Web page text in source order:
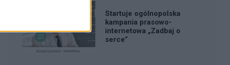
Startuje ogólnopolska
kampania prasowo-
internetowa „Zadbaj o
serce”